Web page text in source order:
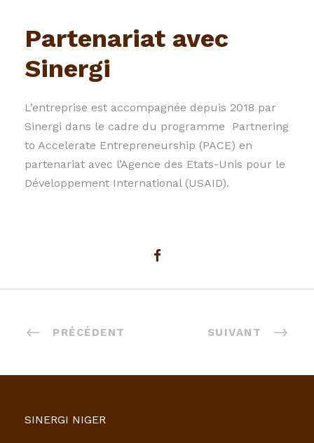
Partenariat avec
Sinergi
L’entreprise est accompagnée depuis 2018 par
Sinergi dans le cadre du programme Partnering
to Accelerate Entrepreneurship (PACE) en
partenariat avec l’Agence des Etats-Unis pour le
Développement International (USAID).
PRÉCÉDENT SUIVANT
SINERGI NIGER